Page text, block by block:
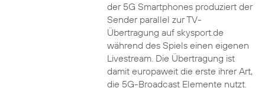
der 5G Smartphones produziert der
Sender parallel zur TV-
Übertragung auf skysport.de
während des Spiels einen eigenen
Livestream. Die Übertragung ist
damit europaweit die erste ihrer Art,
die 5G-Broadcast Elemente nutzt.